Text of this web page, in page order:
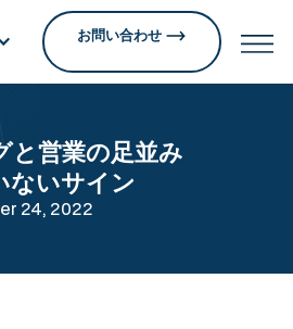
お問い合わせ
と営業の足並み
ないサイン
24, 2022